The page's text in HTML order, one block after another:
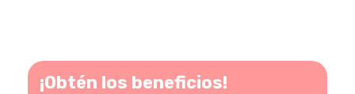
¡Obtén los beneficios!